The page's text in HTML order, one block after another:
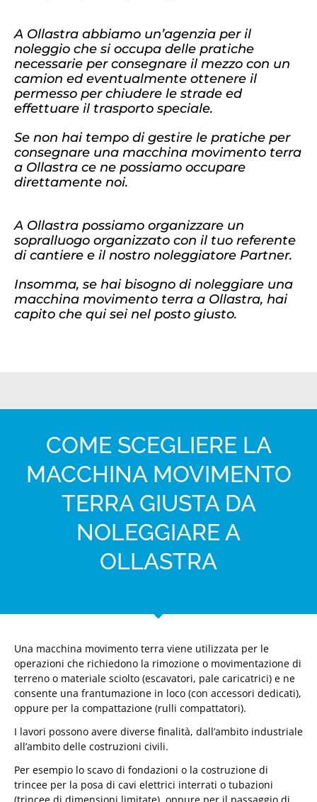
A Ollastra abbiamo un’agenzia per il
noleggio che si occupa delle pratiche
necessarie per consegnare il mezzo con un
camion ed eventualmente ottenere il
permesso per chiudere le strade ed
effettuare il trasporto speciale.
Se non hai tempo di gestire le pratiche per
consegnare una macchina movimento terra
a Ollastra ce ne possiamo occupare
direttamente noi.
A Ollastra possiamo organizzare un
sopralluogo organizzato con il tuo referente
di cantiere e il nostro noleggiatore Partner.
Insomma, se hai bisogno di noleggiare una
macchina movimento terra a Ollastra, hai
capito che qui sei nel posto giusto.
COME SCEGLIERE LA
MACCHINA MOVIMENTO
TERRA GIUSTA DA
NOLEGGIARE A
OLLASTRA
Una macchina movimento terra viene utilizzata per le
operazioni che richiedono la rimozione o movimentazione di
terreno o materiale sciolto (escavatori, pale caricatrici) e ne
consente una frantumazione in loco (con accessori dedicati),
oppure per la compattazione (rulli compattatori).
I lavori possono avere diverse finalità, dall’ambito industriale
all’ambito delle costruzioni civili.
Per esempio lo scavo di fondazioni o la costruzione di
trincee per la posa di cavi elettrici interrati o tubazioni
(trincee di dimensioni limitate), oppure per il passaggio di